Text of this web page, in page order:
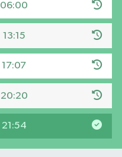
06:00
13:15
17:07
20:20
21:54